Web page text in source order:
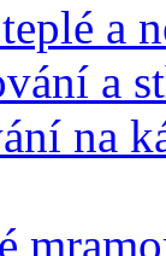
a
a
na